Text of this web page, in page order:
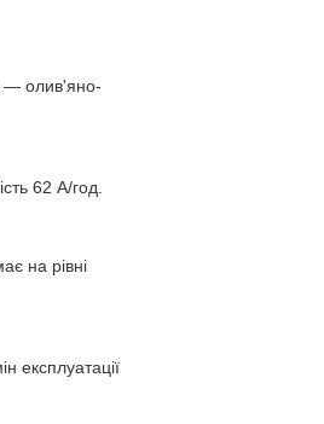
— олив'яно-
62 А/год.
на рівні
експлуатації